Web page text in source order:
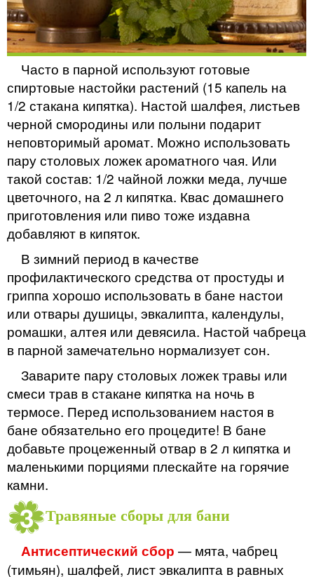
Часто в парной используют готовые
спиртовые настойки растений (15 капель на
1/2 стакана кипятка). Настой шалфея, листьев
черной смородины или полыни подарит
неповторимый аромат. Можно использовать
пару столовых ложек ароматного чая. Или
такой состав: 1/2 чайной ложки меда, лучше
цветочного, на 2 л кипятка. Квас домашнего
приготовления или пиво тоже издавна
добавляют в кипяток.
В зимний период в качестве
профилактического средства от простуды и
гриппа хорошо использовать в бане настои
или отвары душицы, эвкалипта, календулы,
ромашки, алтея или девясила. Настой чабреца
в парной замечательно нормализует сон.
Заварите пару столовых ложек травы или
смеси трав в стакане кипятка на ночь в
термосе. Перед использованием настоя в
бане обязательно его процедите! В бане
добавьте процеженный отвар в 2 л кипятка и
маленькими порциями плескайте на горячие
камни.
Травяные сборы для бани
Антисептический сбор — мята, чабрец
(тимьян), шалфей, лист эвкалипта в равных